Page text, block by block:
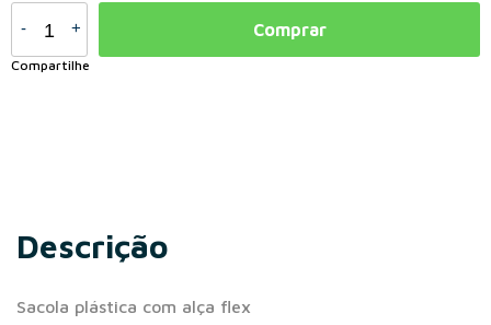
- + Comprar
Compartilhe
Descrição
Sacola plástica com alça flex